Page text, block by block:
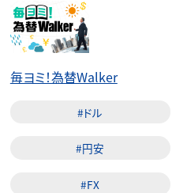
毎ヨミ！為替Walker
#ドル
#円安
#FX